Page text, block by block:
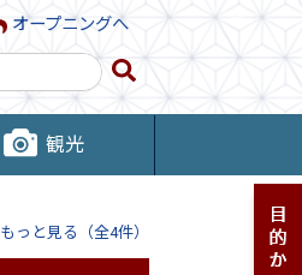
オープニングへ
観光
もっと見る（全4件）